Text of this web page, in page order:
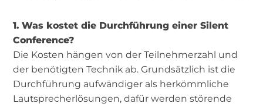
1. Was kostet die Durchführung einer Silent
Conference?
Die Kosten hängen von der Teilnehmerzahl und
der benötigten Technik ab. Grundsätzlich ist die
Durchführung aufwändiger als herkömmliche
Lautsprecherlösungen, dafür werden störende